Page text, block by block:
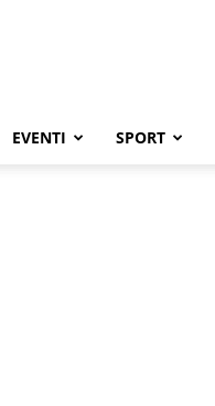
EVENTI SPORT